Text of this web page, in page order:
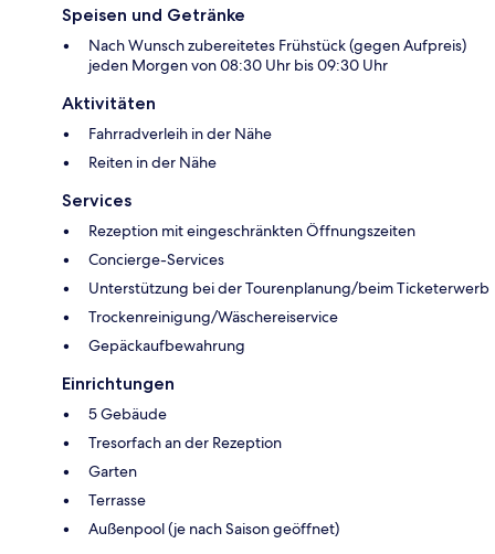
Speisen und Getränke
Nach Wunsch zubereitetes Frühstück (gegen Aufpreis)
jeden Morgen von 08:30 Uhr bis 09:30 Uhr
Aktivitäten
Fahrradverleih in der Nähe
Reiten in der Nähe
Services
Rezeption mit eingeschränkten Öffnungszeiten
Concierge-Services
Unterstützung bei der Tourenplanung/beim Ticketerwerb
Trockenreinigung/Wäschereiservice
Gepäckaufbewahrung
Einrichtungen
5 Gebäude
Tresorfach an der Rezeption
Garten
Terrasse
Außenpool (je nach Saison geöffnet)